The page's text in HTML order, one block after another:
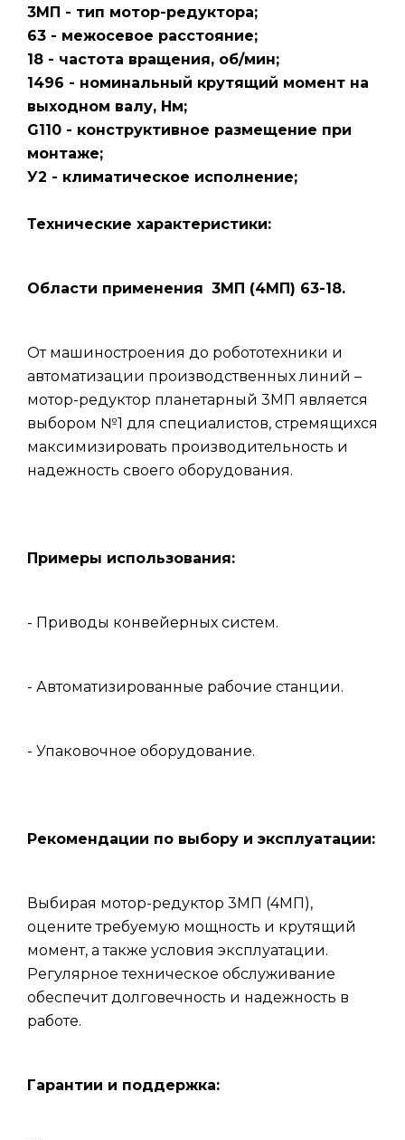
3МП - тип мотор-редуктора;
63 - межосевое расстояние;
18 - частота вращения, об/мин;
1496 - номинальный крутящий момент на
выходном валу, Нм;
G110 - конструктивное размещение при
монтаже;
У2 - климатическое исполнение;
Технические характеристики:
Области применения 3МП (4МП) 63-18.
От машиностроения до робототехники и
автоматизации производственных линий –
мотор-редуктор планетарный 3МП является
выбором №1 для специалистов, стремящихся
максимизировать производительность и
надежность своего оборудования.
Примеры использования:
- Приводы конвейерных систем.
- Автоматизированные рабочие станции.
- Упаковочное оборудование.
Рекомендации по выбору и эксплуатации:
Выбирая мотор-редуктор 3МП (4МП),
оцените требуемую мощность и крутящий
момент, а также условия эксплуатации.
Регулярное техническое обслуживание
обеспечит долговечность и надежность в
работе.
Гарантии и поддержка: